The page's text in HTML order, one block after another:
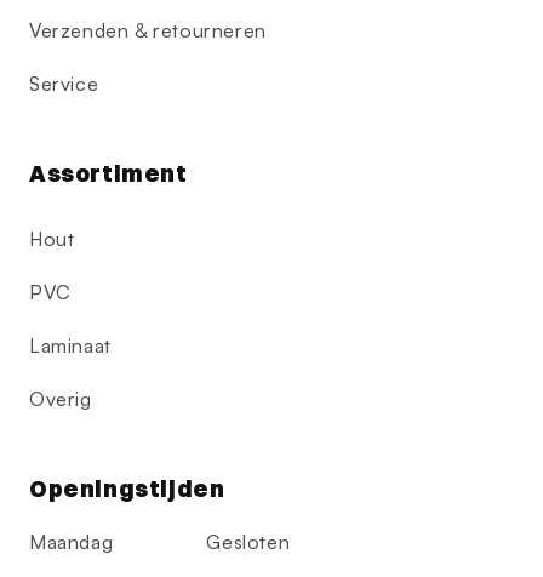
Verzenden & retourneren
Service
Assortiment
Hout
PVC
Laminaat
Overig
Openingstijden
Maandag
Gesloten